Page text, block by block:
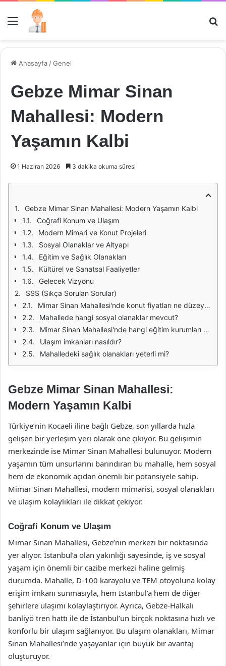
Menü
Anasayfa /Genel
Gebze Mimar Sinan
Mahallesi: Modern
Yaşamın Kalbi
1 Haziran 2026 3 dakika okuma süresi
Gebze Mimar Sinan Mahallesi: Modern Yaşamın Kalbi
Coğrafi Konum ve Ulaşım
Modern Mimari ve Konut Projeleri
Sosyal Olanaklar ve Altyapı
Eğitim ve Sağlık Olanakları
Kültürel ve Sanatsal Faaliyetler
Gelecek Vizyonu
SSS (Sıkça Sorulan Sorular)
Mimar Sinan Mahallesi'nde konut fiyatları ne düzeyde?
Mahallede hangi sosyal olanaklar mevcut?
Mimar Sinan Mahallesi'nde hangi eğitim kurumları bulunmaktadır?
Ulaşım imkanları nasıldır?
Mahalledeki sağlık olanakları yeterli mi?
Gebze Mimar Sinan Mahallesi:
Modern Yaşamın Kalbi
Türkiye’nin Kocaeli iline bağlı Gebze, son yıllarda hızla
gelişen bir yerleşim yeri olarak öne çıkıyor. Bu gelişimin
merkezinde ise Mimar Sinan Mahallesi bulunuyor. Modern
yaşamın tüm unsurlarını barındıran bu mahalle, hem sosyal
hem de ekonomik açıdan önemli bir potansiyele sahip.
Mimar Sinan Mahallesi, modern mimarisi, sosyal olanakları
ve ulaşım kolaylıkları ile dikkat çekiyor.
Coğrafi Konum ve Ulaşım
Mimar Sinan Mahallesi, Gebze’nin merkezi bir noktasında
yer alıyor. İstanbul’a olan yakınlığı sayesinde, iş ve sosyal
yaşam için önemli bir cazibe merkezi haline gelmiş
durumda. Mahalle, D-100 karayolu ve TEM otoyoluna kolay
erişim imkanı sunmasıyla, hem İstanbul’a hem de diğer
şehirlere ulaşımı kolaylaştırıyor. Ayrıca, Gebze-Halkalı
banliyö tren hattı ile de İstanbul’un birçok noktasına hızlı ve
konforlu bir ulaşım sağlanıyor. Bu ulaşım olanakları, Mimar
Sinan Mahallesi’nde yaşayanlar için büyük bir avantaj
oluşturuyor.